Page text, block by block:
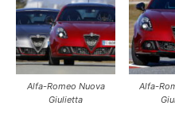
Alfa-Romeo Nuova
Giulietta
Alfa-